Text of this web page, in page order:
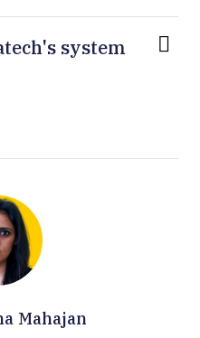
system
Mahajan